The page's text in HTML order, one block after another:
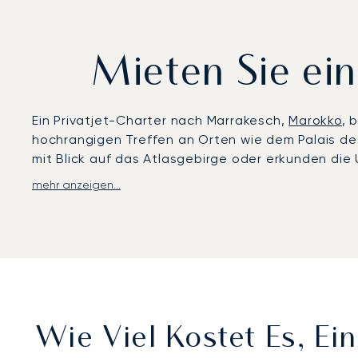
Mieten Sie
Ein Privatjet-Charter nach Marrakesch,Marokko,
hochrangigen Treffen an Orten wie dem Palais
mit Blick auf das Atlasgebirge oder erkunden die
LunaJets organisiert Flüge nach Marrakesch,
einen reibungslosen Zugang, selbst wenn
mehr anzeigen...
Wie Viel Kostet Es,